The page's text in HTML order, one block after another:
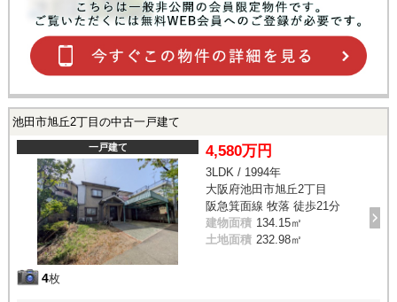
池田市旭丘2丁目の中古一戸建て
一戸建て
4枚
4,580万円
3LDK / 1994年
大阪府池田市旭丘2丁目
阪急箕面線 牧落 徒歩21分
建物面積 134.15㎡
土地面積 232.98㎡